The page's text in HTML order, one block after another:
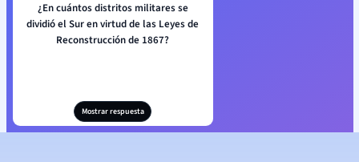
¿En cuántos distritos militares se
dividió el Sur en virtud de las Leyes de
Reconstrucción de 1867?
Mostrar respuesta